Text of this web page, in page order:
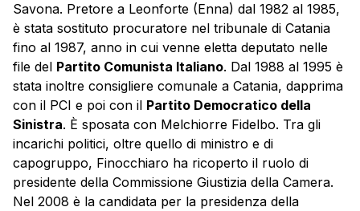
Savona. Pretore a Leonforte (Enna) dal 1982 al 1985,
è stata sostituto procuratore nel tribunale di Catania
fino al 1987, anno in cui venne eletta deputato nelle
file del Partito Comunista Italiano. Dal 1988 al 1995 è
stata inoltre consigliere comunale a Catania, dapprima
con il PCI e poi con il Partito Democratico della
Sinistra. È sposata con Melchiorre Fidelbo. Tra gli
incarichi politici, oltre quello di ministro e di
capogruppo, Finocchiaro ha ricoperto il ruolo di
presidente della Commissione Giustizia della Camera.
Nel 2008 è la candidata per la presidenza della